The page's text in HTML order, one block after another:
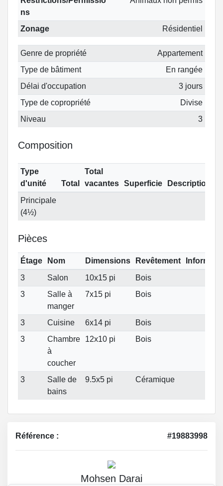
ns
Zonage Résidentiel
Genre de propriété
Appartement
Type de bâtiment
En rangée
Délai d'occupation
3 jours
Type de copropriété
Divise
Niveau
3
Composition
Type
d'unité
Total
Total
vacantes
Superficie
Description
Principale
(4½)
Pièces
Étage Nom Dimensions Revêtement
3
Salon 10x15 pi
Bois
3
Salle à
manger
7x15 pi Bois
3 Cuisine 6x14 pi
Bois
3
Chambre
à
coucher
12x10 pi Bois
3
Salle de
bains
9.5x5 pi Céramique
Référence : #19883998
Mohsen Darai